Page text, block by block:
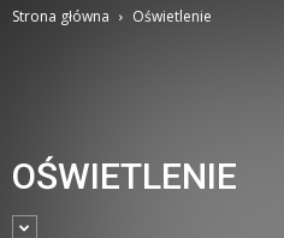
Strona główna Oświetlenie
OŚWIETLENIE